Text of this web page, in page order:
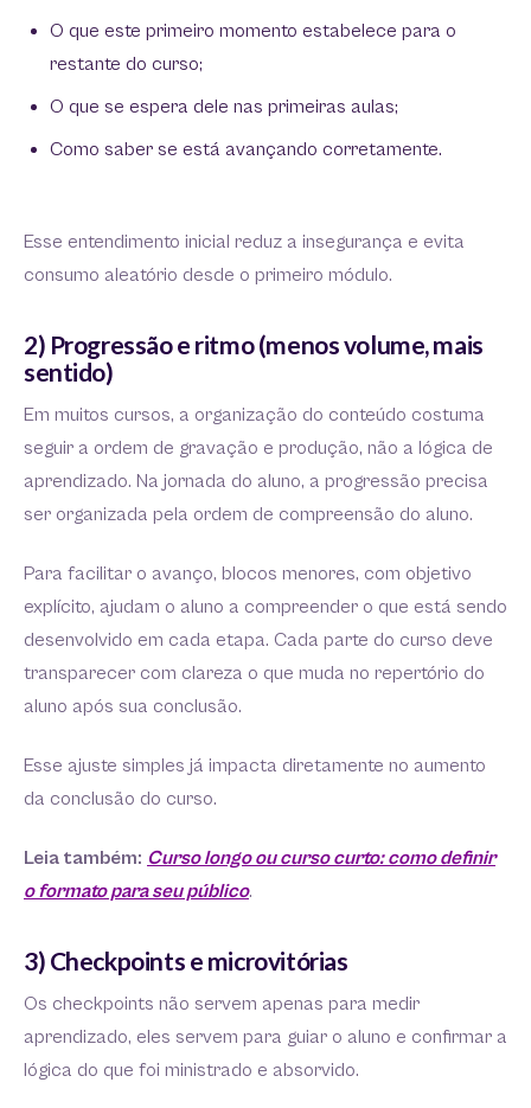
O que este primeiro momento estabelece para o
restante do curso;
O que se espera dele nas primeiras aulas;
Como saber se está avançando corretamente.
Esse entendimento inicial reduz a insegurança e evita
consumo aleatório desde o primeiro módulo.
2) Progressão e ritmo (menos volume, mais
sentido)
Em muitos cursos, a organização do conteúdo costuma
seguir a ordem de gravação e produção, não a lógica de
aprendizado. Na jornada do aluno, a progressão precisa
ser organizada pela ordem de compreensão do aluno.
Para facilitar o avanço, blocos menores, com objetivo
explícito, ajudam o aluno a compreender o que está sendo
desenvolvido em cada etapa. Cada parte do curso deve
transparecer com clareza o que muda no repertório do
aluno após sua conclusão.
Esse ajuste simples já impacta diretamente no aumento
da conclusão do curso.
Leia também: Curso longo ou curso curto: como definir
o formato para seu público.
3) Checkpoints e microvitórias
Os checkpoints não servem apenas para medir
aprendizado, eles servem para guiar o aluno e confirmar a
lógica do que foi ministrado e absorvido.